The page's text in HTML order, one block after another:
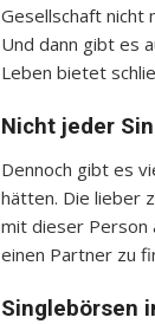
Gesellschaft nicht
Und dann gibt es
Leben bietet
Nicht jeder
Dennoch gibt es
hätten. Die lieber
mit dieser Person
einen Partner zu
Singlebörsen